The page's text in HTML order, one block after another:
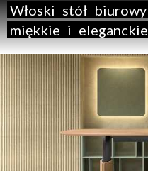
Włoski stół biurowy
miękkie i eleganckie